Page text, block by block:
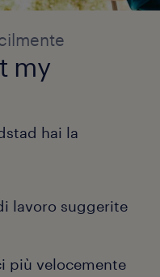
my
hai la
lavoro suggerite
più velocemente